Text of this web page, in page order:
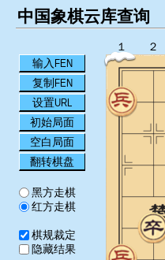
中国象棋云库查询
输入FEN
复制FEN
设置URL
初始局面
空白局面
翻转棋盘
黑方走棋
红方走棋
棋规裁定
隐藏结果
１ ２